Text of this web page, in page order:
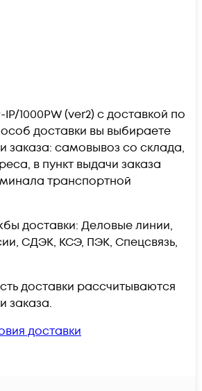
1000PW (ver2) c доставкой по
доставки вы выбираете
заказа: самовывоз со склада,
в пункт выдачи заказа
транспортной
доставки: Деловые линии,
СДЭК, КСЭ, ПЭК, Спецсвязь,
доставки рассчитываются
заказа.
доставки